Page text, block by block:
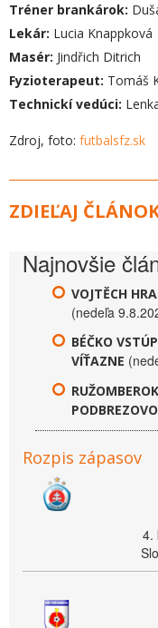
Tréner brankárok:
Lekár: Lucia Knappková
Masér: Jindřich Ditrich
Fyzioterapeut: Tomáš
Technickí vedúci:
Zdroj, foto: futbalsfz.sk
ZDIEĽAJ
Najnovšie
VOJTĚCH
(nedeľa
BÉČKO
VÍŤAZNE
Rozpis zápasov
4.